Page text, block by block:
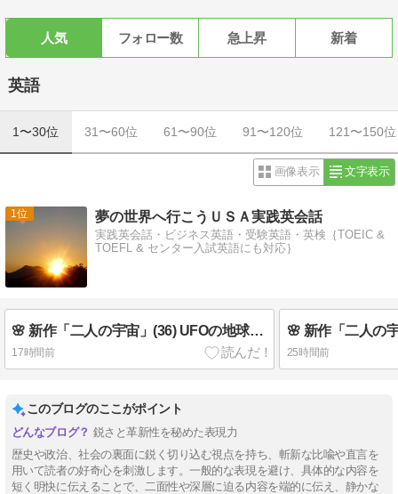
人気 フォロー数 急上昇 新着
英語
1〜30位 31〜60位 61〜90位 91〜120位 121〜150位
画像表示 文字表示
1 夢の世界へ行こうＵＳＡ実践英会話
実践英会話・ビジネス英語・受験英語・英検｛TOEIC &
TOEFL & センター入試英語にも対応｝
🌸 新作「二人の宇宙」(36) UFOの地球上核全廃計画 🍒 英検3分自己判定
17時間前 25時間前
このブログのここがポイント
鋭さと革新性を秘めた表現力
歴史や政治、社会の裏面に鋭く切り込む視点を持ち、斬新な比喩や直言を
用いて読者の好奇心を刺激します。一般的な表現を避け、具体的な内容を
短く明快に伝えることで、二面性や深層に迫る内容を端的に伝え、静かな